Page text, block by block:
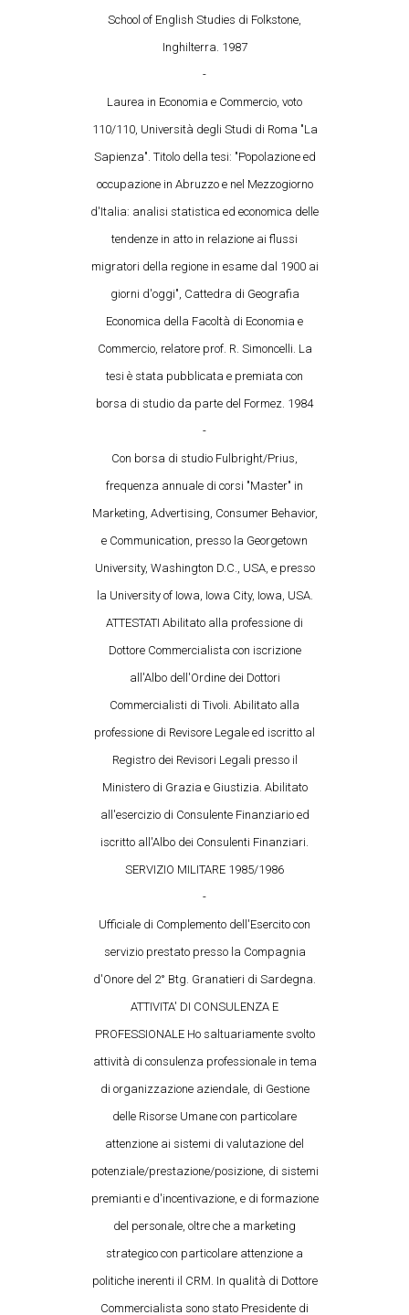
School of English Studies di Folkstone,
Inghilterra. 1987
-
Laurea in Economia e Commercio, voto
110/110, Università degli Studi di Roma "La
Sapienza". Titolo della tesi: "Popolazione ed
occupazione in Abruzzo e nel Mezzogiorno
d'Italia: analisi statistica ed economica delle
tendenze in atto in relazione ai flussi
migratori della regione in esame dal 1900 ai
giorni d'oggi", Cattedra di Geografia
Economica della Facoltà di Economia e
Commercio, relatore prof. R. Simoncelli. La
tesi è stata pubblicata e premiata con
borsa di studio da parte del Formez. 1984
-
Con borsa di studio Fulbright/Prius,
frequenza annuale di corsi "Master" in
Marketing, Advertising, Consumer Behavior,
e Communication, presso la Georgetown
University, Washington D.C., USA, e presso
la University of Iowa, Iowa City, Iowa, USA.
ATTESTATI Abilitato alla professione di
Dottore Commercialista con iscrizione
all'Albo dell'Ordine dei Dottori
Commercialisti di Tivoli. Abilitato alla
professione di Revisore Legale ed iscritto al
Registro dei Revisori Legali presso il
Ministero di Grazia e Giustizia. Abilitato
all'esercizio di Consulente Finanziario ed
iscritto all'Albo dei Consulenti Finanziari.
SERVIZIO MILITARE 1985/1986
-
Ufficiale di Complemento dell'Esercito con
servizio prestato presso la Compagnia
d'Onore del 2° Btg. Granatieri di Sardegna.
ATTIVITA' DI CONSULENZA E
PROFESSIONALE Ho saltuariamente svolto
attività di consulenza professionale in tema
di organizzazione aziendale, di Gestione
delle Risorse Umane con particolare
attenzione ai sistemi di valutazione del
potenziale/prestazione/posizione, di sistemi
premianti e d'incentivazione, e di formazione
del personale, oltre che a marketing
strategico con particolare attenzione a
politiche inerenti il CRM. In qualità di Dottore
Commercialista sono stato Presidente di